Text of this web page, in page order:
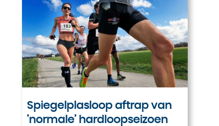
Spiegelplasloop aftrap van
’normale’ hardloopseizoen